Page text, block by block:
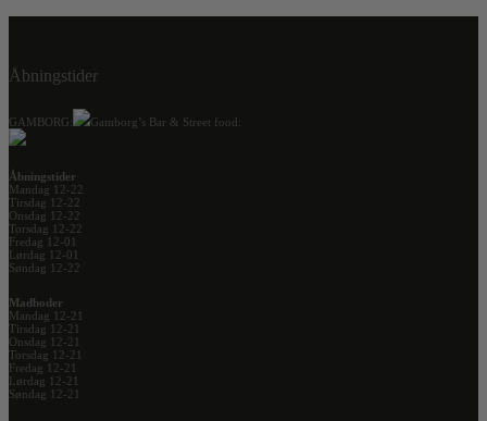
Åbningstider
GAMBORG: Gamborg’s Bar & Street food:
Åbningstider
Mandag 12-22
Tirsdag 12-22
Onsdag 12-22
Torsdag 12-22
Fredag 12-01
Lørdag 12-01
Søndag 12-22
Madboder
Mandag 12-21
Tirsdag 12-21
Onsdag 12-21
Torsdag 12-21
Fredag 12-21
Lørdag 12-21
Søndag 12-21